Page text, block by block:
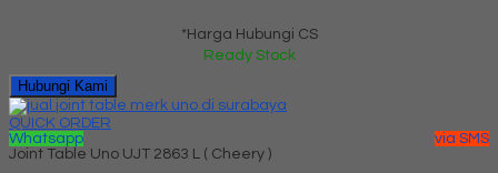
*Harga Hubungi CS
Ready Stock
Hubungi Kami
QUICK ORDER
Whatsapp
via SMS
Joint Table Uno UJT 2863 L ( Cheery )